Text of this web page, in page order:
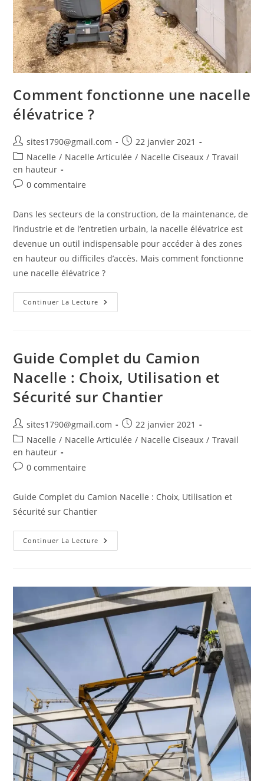
Comment fonctionne une nacelle
élévatrice ?
Auteur/autrice
de
la
publication :
sites1790@gmail.com
Publication
publiée :
22 janvier 2021
Post
category:
Nacelle / Nacelle Articulée / Nacelle Ciseaux / Travail
en hauteur
Commentaires
la
publication :
0 commentaire
Dans les secteurs de la construction, de la maintenance, de
l’industrie et de l’entretien urbain, la nacelle élévatrice est
devenue un outil indispensable pour accéder à des zones
en hauteur ou difficiles d’accès. Mais comment fonctionne
une nacelle élévatrice ?
Continuer La Lecture Comment
Fonctionne
Guide Complet du Camion
Nacelle : Choix, Utilisation et
Sécurité sur Chantier
Auteur/autrice
de
la
publication :
sites1790@gmail.com
Publication
publiée :
22 janvier 2021
Post
category:
Nacelle / Nacelle Articulée / Nacelle Ciseaux / Travail
en hauteur
Commentaires
la
publication :
0 commentaire
Guide Complet du Camion Nacelle : Choix, Utilisation et
Sécurité sur Chantier
Continuer La Lecture Guide
Complet
Choix,
Utilisation
Et
Sécurité
Sur
Chantier